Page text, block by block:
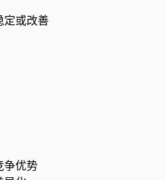
定或改善
争优势